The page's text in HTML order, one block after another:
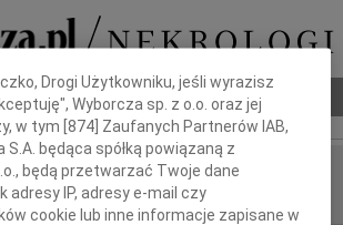
Poradnik pogrzebowy
Lidia Dąbrowska
Drogi Użytkowniku, jeśli wyrazisz
Wyborcza sp. z o.o. oraz jej
w tym [874 ] Zaufanych Partnerów IAB,
S.A. będąca spółką powiązaną z
będą przetwarzać Twoje dane
adresy IP, adresy e-mail czy
cookie lub inne informacje zapisane w